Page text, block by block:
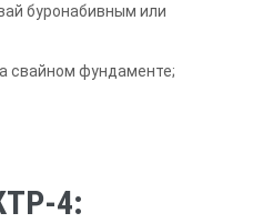
буронабивным или
свайном фундаменте;
4: